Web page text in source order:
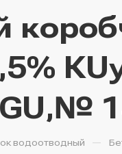
водоотводный —